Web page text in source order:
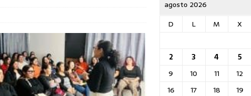
agosto 2026
D
L M X
2
3 4 5
9
10 11 12
16
17 18 19